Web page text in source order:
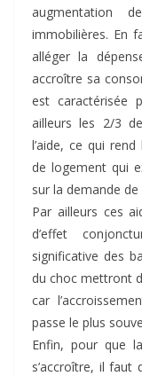
augmentation
immobilières. En
alléger la
accroître sa
est caractérisée
ailleurs les 2/3
l’aide, ce qui
de logement qui
sur la demande
Par ailleurs ces
d’effet
significative des
du choc mettront
car
passe le plus
Enfin, pour que
s’accroître, il faut